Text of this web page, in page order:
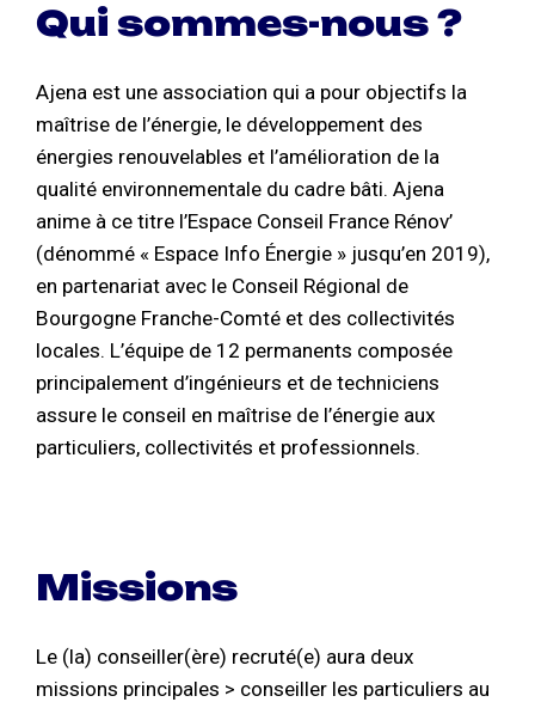
Qui sommes-nous ?
Ajena est une association qui a pour objectifs la
maîtrise de l’énergie, le développement des
énergies renouvelables et l’amélioration de la
qualité environnementale du cadre bâti. Ajena
anime à ce titre l’Espace Conseil France Rénov’
(dénommé « Espace Info Énergie » jusqu’en 2019),
en partenariat avec le Conseil Régional de
Bourgogne Franche-Comté et des collectivités
locales. L’équipe de 12 permanents composée
principalement d’ingénieurs et de techniciens
assure le conseil en maîtrise de l’énergie aux
particuliers, collectivités et professionnels.
Missions
Le (la) conseiller(ère) recruté(e) aura deux
missions principales > conseiller les particuliers au